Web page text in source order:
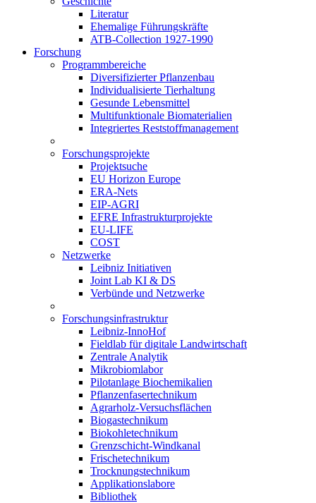
Literatur
Ehemalige Führungskräfte
ATB-Collection 1927-1990
Forschung
Programmbereiche
Diversifizierter Pflanzenbau
Individualisierte Tierhaltung
Gesunde Lebensmittel
Multifunktionale Biomaterialien
Integriertes Reststoffmanagement
Forschungsprojekte
Projektsuche
EU Horizon Europe
ERA-Nets
EIP-AGRI
EFRE Infrastrukturprojekte
EU-LIFE
COST
Netzwerke
Leibniz Initiativen
Joint Lab KI & DS
Verbünde und Netzwerke
Forschungsinfrastruktur
Leibniz-InnoHof
Fieldlab für digitale Landwirtschaft
Zentrale Analytik
Mikrobiomlabor
Pilotanlage Biochemikalien
Pflanzenfasertechnikum
Agrarholz-Versuchsflächen
Biogastechnikum
Biokohletechnikum
Grenzschicht-Windkanal
Frischetechnikum
Trocknungstechnikum
Applikationslabore
Bibliothek